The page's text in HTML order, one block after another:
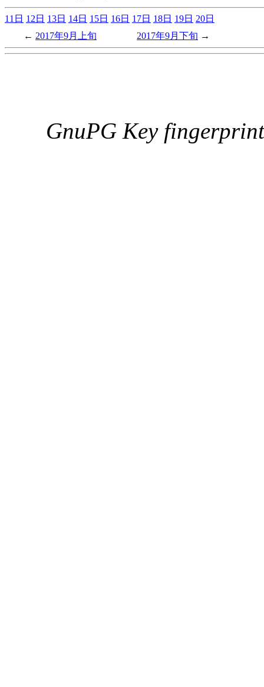
11日 12日 13日 14日 15日 16日 17日 18日 19日 20日
2017年9月上旬
2017年9月下旬
GnuPG Key